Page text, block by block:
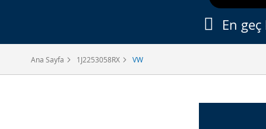
Ana Sayfa 1J2253058RX VW
En